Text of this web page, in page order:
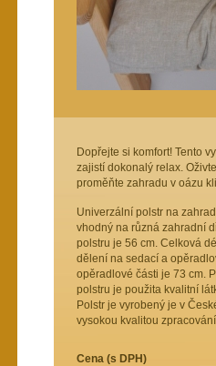
Dopřejte si komfort! Tento
zajistí dokonalý relax.
proměňte zahradu v oázu
Univerzální polstr na
vhodný na různá zahradní
polstru je 56 cm. Celková
dělení na sedací a
opěradlové části je 73 cm.
polstru je použita kvalitní
Polstr je vyrobený je v
vysokou kvalitou
Cena (s DPH)